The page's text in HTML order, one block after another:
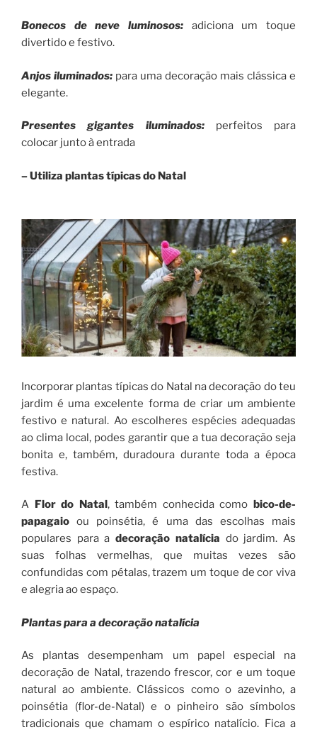
Bonecos de neve luminosos: adiciona um toque
divertido e festivo.
Anjos iluminados: para uma decoração mais clássica e
elegante.
Presentes gigantes iluminados:perfeitos para
colocar junto à entrada
– Utiliza plantas típicas do Natal
Incorporar plantas típicas do Natal na decoração do teu
jardim é uma excelente forma de criar um ambiente
festivo e natural. Ao escolheres espécies adequadas
ao clima local, podes garantir que a tua decoração seja
bonita e, também, duradoura durante toda a época
festiva.
A Flor do Natal , também conhecida como bico-de-
papagaio ou poinsétia, é uma das escolhas mais
populares para adecoração natalícia do jardim. As
suas folhas vermelhas, que muitas vezes são
confundidas com pétalas, trazem um toque de cor viva
e alegria ao espaço.
Plantas para a decoração natalícia
As plantas desempenham um papel especial na
decoração de Natal, trazendo frescor, cor e um toque
natural ao ambiente. Clássicos como o azevinho, a
poinsétia (flor-de-Natal) e o pinheiro são símbolos
tradicionais que chamam o espírico natalício. Fica a